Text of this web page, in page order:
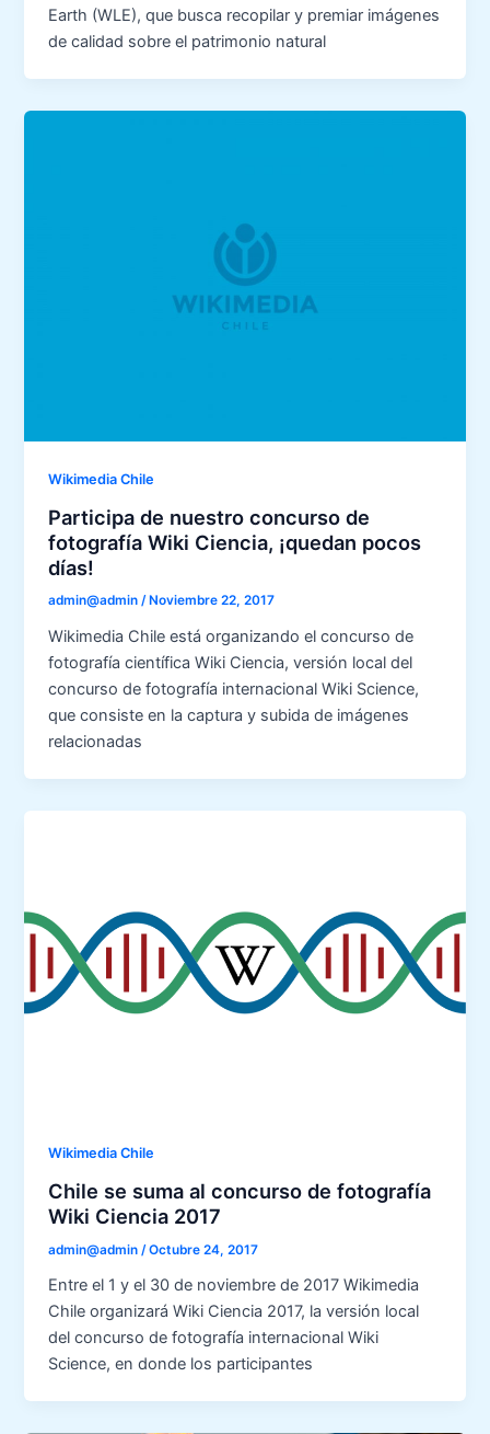
Earth (WLE), que busca recopilar y premiar imágenes
de calidad sobre el patrimonio natural
Wikimedia Chile
Participa de nuestro concurso de
fotografía Wiki Ciencia, ¡quedan pocos
días!
admin@admin/ Noviembre 22, 2017
Wikimedia Chile está organizando el concurso de
fotografía científica Wiki Ciencia, versión local del
concurso de fotografía internacional Wiki Science,
que consiste en la captura y subida de imágenes
relacionadas
Wikimedia Chile
Chile se suma al concurso de fotografía
Wiki Ciencia 2017
admin@admin /Octubre 24, 2017
Entre el 1 y el 30 de noviembre de 2017 Wikimedia
Chile organizará Wiki Ciencia 2017, la versión local
del concurso de fotografía internacional Wiki
Science, en donde los participantes